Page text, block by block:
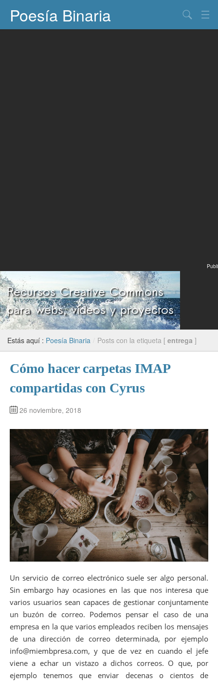
Poesía Binaria
Publi
Estás aquí : Poesía Binaria / Posts con la etiqueta [ entrega ]
Cómo hacer carpetas IMAP
compartidas con Cyrus
26 noviembre, 2018
Un servicio de correo electrónico suele ser algo personal.
Sin embargo hay ocasiones en las que nos interesa que
varios usuarios sean capaces de gestionar conjuntamente
un buzón de correo. Podemos pensar el caso de una
empresa en la que varios empleados reciben los mensajes
de una dirección de correo determinada, por ejemplo
info@miembpresa.com, y que de vez en cuando el jefe
viene a echar un vistazo a dichos correos. O que, por
ejemplo tenemos que enviar decenas o cientos de